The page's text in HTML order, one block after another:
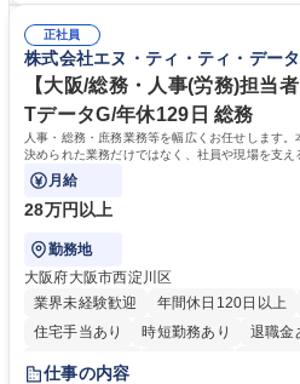
年休120日/デスクワーク中心で残業少なめ
整、資料作成、当日の運営サポート 学歴・資格 学歴：大学院 大学 語学
力： 資格：
正社員
株式会社エヌ・ティ・ティ・デー
【大阪/総務・人事(労務)担当
TデータG/年休129日 総務
人事・総務・庶務業務等を幅広くお任せします
決められた業務だけではなく、社員や現場を支え
て柔軟に対応いただくことを期待します。
月給
28万円以上
勤務地
大阪府大阪市西淀川区
業界未経験歓迎
年間休日120日以上
住宅手当あり
時短勤務あり 退職金
完全週休2日制
仕事の内容